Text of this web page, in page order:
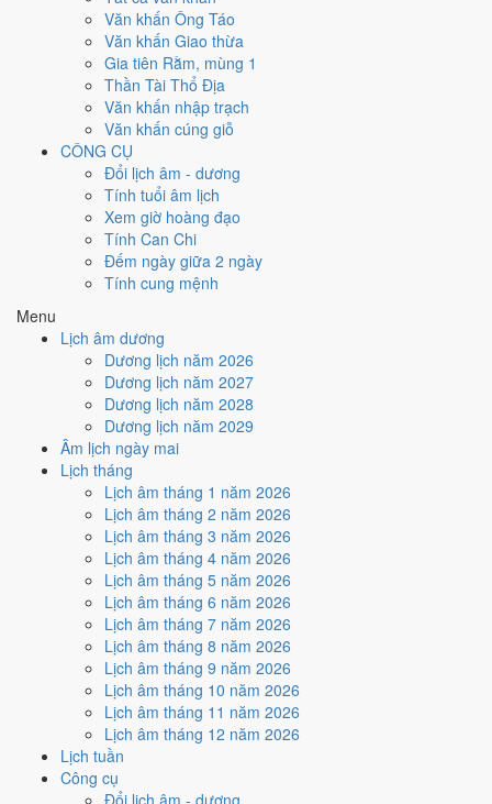
Văn khấn Ông Táo
Văn khấn Giao thừa
Gia tiên Rằm, mùng 1
Thần Tài Thổ Địa
Văn khấn nhập trạch
Văn khấn cúng giỗ
CÔNG CỤ
Đổi lịch âm - dương
Tính tuổi âm lịch
Xem giờ hoàng đạo
Tính Can Chi
Đếm ngày giữa 2 ngày
Tính cung mệnh
Menu
Lịch âm dương
Dương lịch năm 2026
Dương lịch năm 2027
Dương lịch năm 2028
Dương lịch năm 2029
Âm lịch ngày mai
Lịch tháng
Lịch âm tháng 1 năm 2026
Lịch âm tháng 2 năm 2026
Lịch âm tháng 3 năm 2026
Lịch âm tháng 4 năm 2026
Lịch âm tháng 5 năm 2026
Lịch âm tháng 6 năm 2026
Lịch âm tháng 7 năm 2026
Lịch âm tháng 8 năm 2026
Lịch âm tháng 9 năm 2026
Lịch âm tháng 10 năm 2026
Lịch âm tháng 11 năm 2026
Lịch âm tháng 12 năm 2026
Lịch tuần
Công cụ
Đổi lịch âm - dương
Tốt
Cưới hỏi - đính hôn hôm nay ở
Hoàng Đạo.
Cách tính ngày tốt
Khai trương - mở cửa hàng
Trung bình
Khai trương - mở cửa hàng hôm nay ở
nhờ hợpNgày Hoàng Đạo, nhưng Trực Trừ kéo giảm điểm.
Cách tính ngày tốt
Ký hợp đồng - giao ước
Tốt
Ký hợp đồng - giao ước hôm nay ở
Ngày Hoàng Đạo.
Cách tính ngày tốt
🏗️
Động thổ - khởi công
Tốt
Động thổ - khởi công hôm nay ở
Hoàng Đạo.
Cách tính ngày tốt
🏡 Nhập trạch - vào nhà mới
Tốt
Nhập trạch - vào nhà mới hôm nay ở
Ngày Hoàng Đạo.
Cách tính ngày tốt
Mua xe - tậu xe
Tốt
Mua xe - tậu xe hôm nay ởmức tốt (6/10)
Hoàng Đạo.
Cách tính ngày tốt
Xuất hành - đi xa
Tốt
Xuất hành - đi xa hôm nay ở
Hoàng Đạo